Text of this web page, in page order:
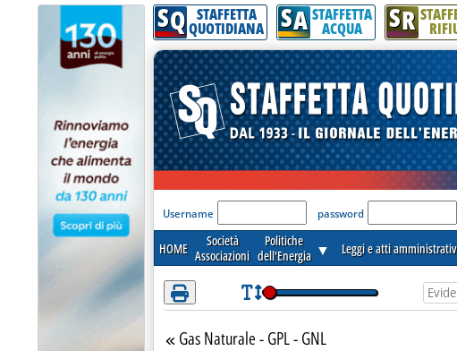
Attenzione! Esegui l'accesso per lèggere interamente la notizia.
SQ STAFFETTA
QUOTIDIANA SA STAFFETTA
ACQUA SR
'Modulo Login per accedere'
Username password
HOME
Società
Associazioni
Politiche
dell'Energia ▼ Leggi e atti
Torna alla sezione
Gas Naturale - GPL - GNL